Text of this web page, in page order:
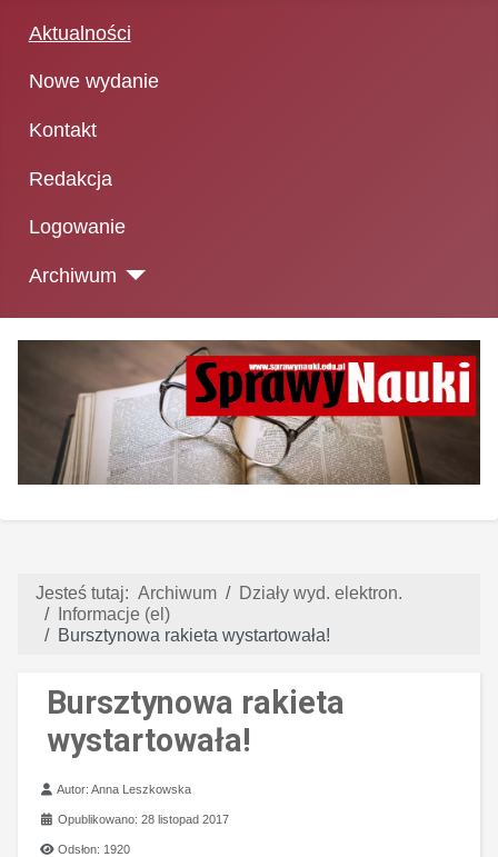
Aktualności
Nowe wydanie
Kontakt
Redakcja
Logowanie
Archiwum
Jesteś tutaj: Archiwum
Działy wyd. elektron.
Informacje (el)
Bursztynowa rakieta wystartowała!
Bursztynowa rakieta
wystartowała!
Szczegóły
Autor:Anna Leszkowska
Opublikowano: 28 listopad 2017
Odsłon: 1920